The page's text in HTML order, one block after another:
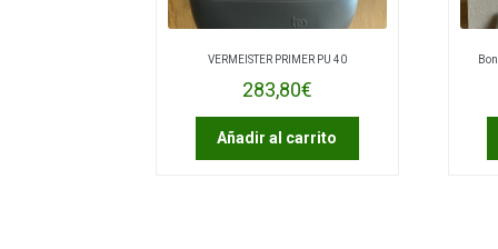
VERMEISTER PRIMER PU 40
283,80€
Añadir al carrito